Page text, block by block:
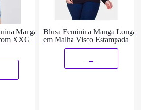
Manga
XXG
Blusa Feminina Manga Longa
em Malha Visco Estampada